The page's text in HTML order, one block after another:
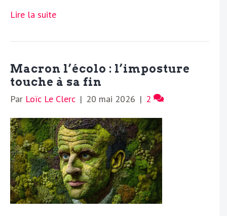
Lire la suite
Macron l’écolo : l’imposture
touche à sa fin
Par Loïc Le Clerc | 20 mai 2026 | 2